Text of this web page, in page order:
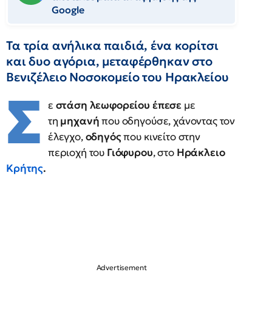
Google
Τα τρία ανήλικα παιδιά, ένα κορίτσι
και δυο αγόρια, μεταφέρθηκαν στο
Βενιζέλειο Νοσοκομείο του Ηρακλείου
Σ ε στάση λεωφορείου έπεσε με
τη μηχανήπου οδηγούσε, χάνοντας τον
έλεγχο,οδηγόςπου κινείτο στην
περιοχή του Γιόφυρου, στο Ηράκλειο
Κρήτης.